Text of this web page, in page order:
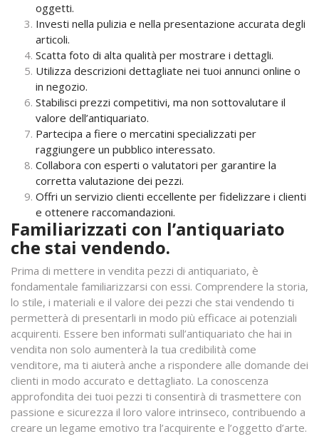
oggetti.
Investi nella pulizia e nella presentazione accurata degli
articoli.
Scatta foto di alta qualità per mostrare i dettagli.
Utilizza descrizioni dettagliate nei tuoi annunci online o
in negozio.
Stabilisci prezzi competitivi, ma non sottovalutare il
valore dell’antiquariato.
Partecipa a fiere o mercatini specializzati per
raggiungere un pubblico interessato.
Collabora con esperti o valutatori per garantire la
corretta valutazione dei pezzi.
Offri un servizio clienti eccellente per fidelizzare i clienti
e ottenere raccomandazioni.
Familiarizzati con l’antiquariato
che stai vendendo.
Prima di mettere in vendita pezzi di antiquariato, è
fondamentale familiarizzarsi con essi. Comprendere la storia,
lo stile, i materiali e il valore dei pezzi che stai vendendo ti
permetterà di presentarli in modo più efficace ai potenziali
acquirenti. Essere ben informati sull’antiquariato che hai in
vendita non solo aumenterà la tua credibilità come
venditore, ma ti aiuterà anche a rispondere alle domande dei
clienti in modo accurato e dettagliato. La conoscenza
approfondita dei tuoi pezzi ti consentirà di trasmettere con
passione e sicurezza il loro valore intrinseco, contribuendo a
creare un legame emotivo tra l’acquirente e l’oggetto d’arte.